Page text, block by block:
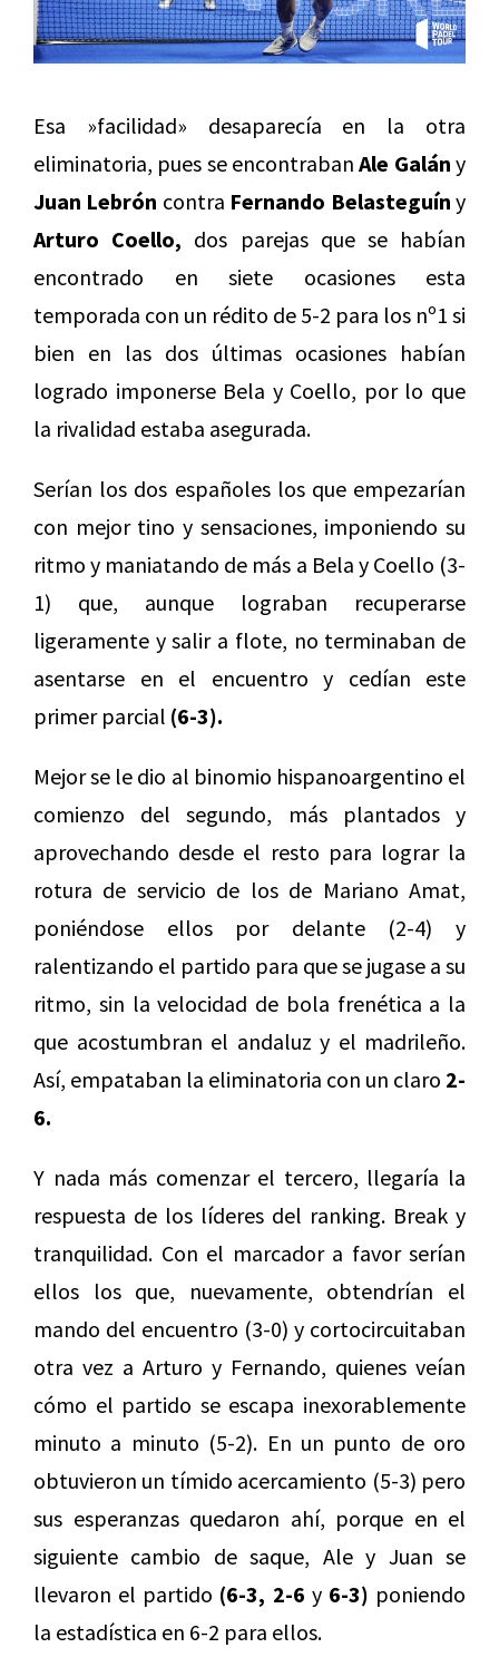
Esa »facilidad» desaparecía en la otra
eliminatoria, pues se encontrabanAle Galán y
Juan Lebrón contra Fernando Belasteguín y
Arturo Coello, dos parejas que se habían
encontrado en siete ocasiones esta
temporada con un rédito de 5-2 para los nº1 si
bien en las dos últimas ocasiones habían
logrado imponerse Bela y Coello, por lo que
la rivalidad estaba asegurada.
Serían los dos españoles los que empezarían
con mejor tino y sensaciones, imponiendo su
ritmo y maniatando de más a Bela y Coello (3-
1) que, aunque lograban recuperarse
ligeramente y salir a flote, no terminaban de
asentarse en el encuentro y cedían este
primer parcial (6-3).
Mejor se le dio al binomio hispanoargentino el
comienzo del segundo, más plantados y
aprovechando desde el resto para lograr la
rotura de servicio de los de Mariano Amat,
poniéndose ellos por delante (2-4) y
ralentizando el partido para que se jugase a su
ritmo, sin la velocidad de bola frenética a la
que acostumbran el andaluz y el madrileño.
Así, empataban la eliminatoria con un claro 2-
6.
Y nada más comenzar el tercero, llegaría la
respuesta de los líderes del ranking. Break y
tranquilidad. Con el marcador a favor serían
ellos los que, nuevamente, obtendrían el
mando del encuentro (3-0) y cortocircuitaban
otra vez a Arturo y Fernando, quienes veían
cómo el partido se escapa inexorablemente
minuto a minuto (5-2). En un punto de oro
obtuvieron un tímido acercamiento (5-3) pero
sus esperanzas quedaron ahí, porque en el
siguiente cambio de saque, Ale y Juan se
llevaron el partido (6-3, 2-6 y 6-3) poniendo
la estadística en 6-2 para ellos.